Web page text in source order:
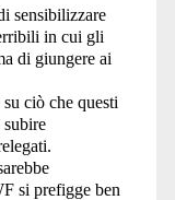
sensibilizzare
in cui gli
di giungere ai
ciò che questi
si prefigge ben